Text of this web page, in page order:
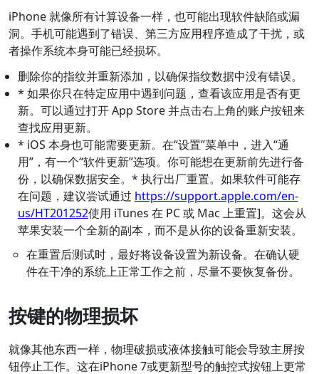
iPhone 就像所有计算设备一样，也可能出现软件缺陷或漏
洞。手机可能遇到了错误、第三方应用程序造成了干扰，或
者操作系统本身可能已经损坏。
删除你的指纹并重新添加，以确保指纹数据中没有错误。
* 如果你只在特定应用中遇到问题，查看该应用是否有更
新。可以通过打开 App Store 并点击右上角的账户按钮来
查找应用更新。
* iOS 本身也可能需要更新。在“设置”菜单中，进入“通
用”，有一个“软件更新”选项。你可能想在更新前先进行备
份，以确保数据安全。* 执行出厂重置。如果软件可能存
在问题，建议尝试通过 https://support.apple.com/en-
us/HT201252使用 iTunes 在 PC 或 Mac 上重置]。这会从
苹果安装一个全新的副本，而不是从你的设备重新安装。
在重置后测试时，最好将设备设置为新设备。在确认硬
件在干净的系统上正常工作之前，尽量不要恢复备份。
按键的物理损坏
就像其他东西一样，物理破损或液体接触可能会导致主屏按
钮停止工作。这在iPhone 7或更新型号的触控式按钮上更常